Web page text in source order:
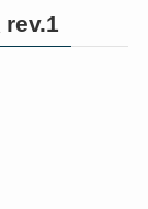
rev.1